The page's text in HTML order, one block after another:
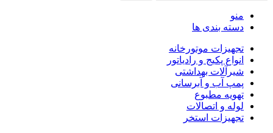
منو
دسته بندی ها
تجهیزات موتورخانه
انواع پکیج و رادیاتور
شیرآلات بهداشتی
پمپ آب و آبرسانی
تهویه مطبوع
لوله و اتصالات
تجهیزات استخر